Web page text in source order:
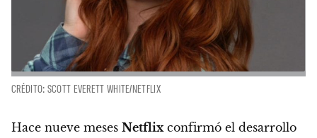
CRÉDITO: SCOTT EVERETT WHITE/NETFLIX
Hace nueve meses Netflixconfirmó el desarrollo